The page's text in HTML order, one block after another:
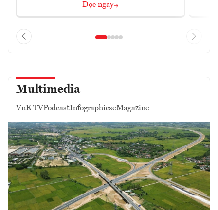
Đọc ngay
Multimedia
VnE TVPodcastInfographicseMagazine